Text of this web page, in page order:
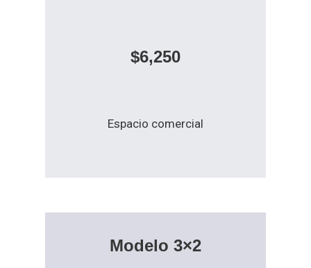
$6,250
Espacio comercial
Modelo 3×2